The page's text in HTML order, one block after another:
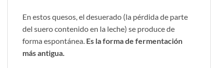
En estos quesos, el desuerado (la pérdida de parte
del suero contenido en la leche) se produce de
forma espontánea. Es la forma de fermentación
más antigua.